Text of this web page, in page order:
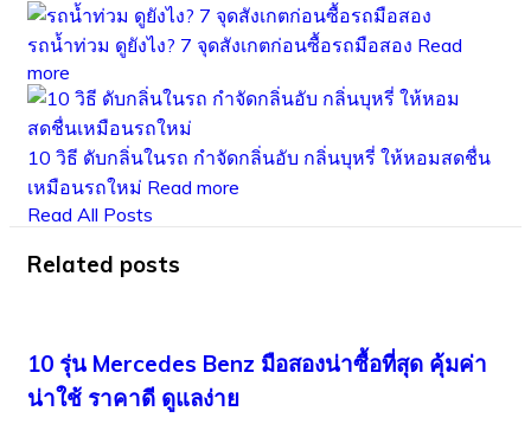
รถน้ำท่วม ดูยังไง? 7 จุดสังเกตก่อนซื้อรถมือสอง Read
more
10 วิธี ดับกลิ่นในรถ กำจัดกลิ่นอับ กลิ่นบุหรี่ ให้หอมสดชื่น
เหมือนรถใหม่ Read more
Read All Posts
Related posts
10 รุ่น Mercedes Benz มือสองน่าซื้อที่สุด คุ้มค่า
น่าใช้ ราคาดี ดูแลง่าย